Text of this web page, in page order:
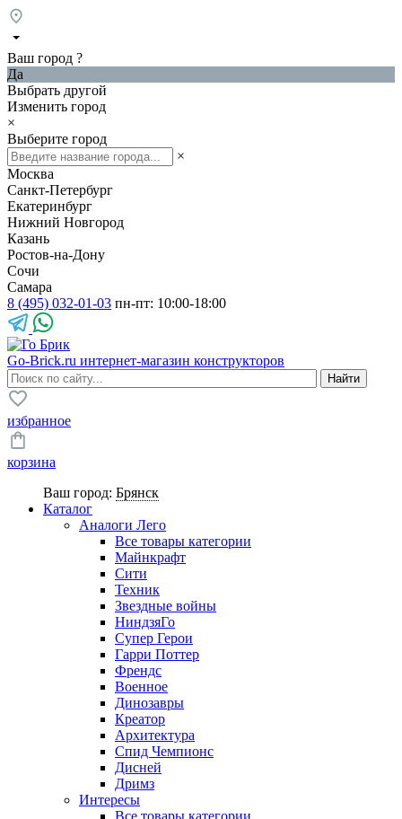
Ваш город ?
Да
Выбрать другой
Изменить город
×
Выберите город
×
Москва
Санкт-Петербург
Екатеринбург
Нижний Новгород
Казань
Ростов-на-Дону
Сочи
Самара
8 (495) 032-01-03 пн-пт: 10:00-18:00
Go-Brick.ru интернет-магазин конструкторов
избранное
корзина
Ваш город: Брянск
Каталог
Аналоги Лего
Все товары категории
Майнкрафт
Сити
Техник
Звездные войны
НиндзяГо
Супер Герои
Гарри Поттер
Френдс
Военное
Динозавры
Креатор
Архитектура
Спид Чемпионс
Дисней
Дримз
Интересы
Все товары категории